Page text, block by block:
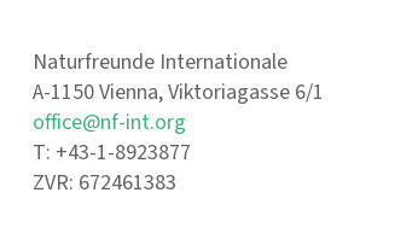
Naturfreunde Internationale
A-1150 Vienna, Viktoriagasse 6/1
office@nf-int.org
T: +43-1-8923877
ZVR: 672461383